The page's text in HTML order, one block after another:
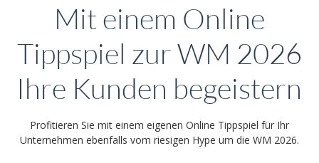
Mit einem Online
Tippspiel zur WM 2026
Ihre Kunden begeistern
Profitieren Sie mit einem eigenen Online Tippspiel für Ihr
Unternehmen ebenfalls vom riesigen Hype um die WM 2026.